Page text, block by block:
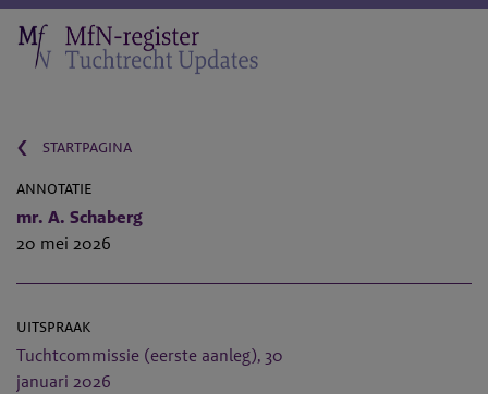
‹
startpagina
annotatie
mr. A. Schaberg
20 mei 2026
uitspraak
Tuchtcommissie (eerste aanleg), 30
januari 2026